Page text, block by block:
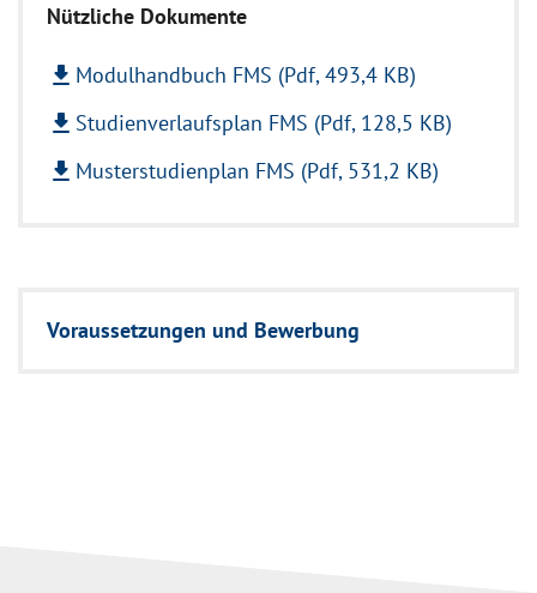
Nützliche Dokumente
file_download Modulhandbuch FMS (Pdf, 493,4 KB)
file_download Studienverlaufsplan FMS (Pdf, 128,5 KB)
file_download Musterstudienplan FMS (Pdf, 531,2 KB)
Voraussetzungen und Bewerbung